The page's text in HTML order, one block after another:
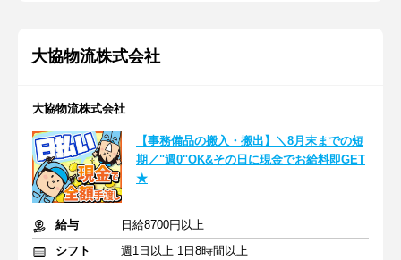
大協物流株式会社
大協物流株式会社
【事務備品の搬入・搬出】＼8月末までの短
期／"週0"OK&その日に現金でお給料即GET
★
給与
日給8700円以上
シフト
週1日以上 1日8時間以上